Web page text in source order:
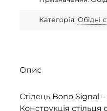
Категорія: Обідні
Опис
Стілець Bono Signal
Конструкція